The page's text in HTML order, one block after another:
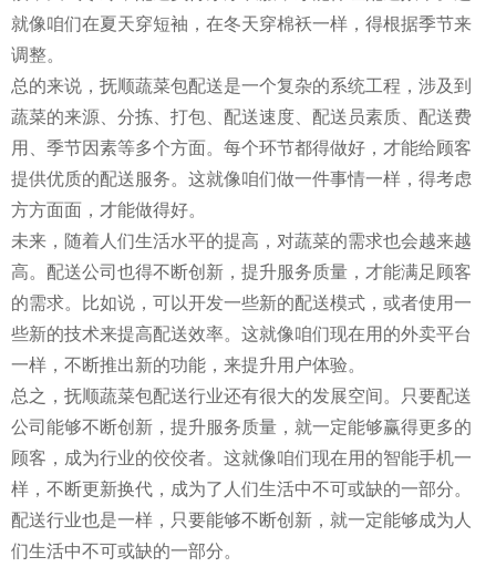
就像咱们在夏天穿短袖，在冬天穿棉袄一样，得根据季节来
调整。
总的来说，抚顺蔬菜包配送是一个复杂的系统工程，涉及到
蔬菜的来源、分拣、打包、配送速度、配送员素质、配送费
用、季节因素等多个方面。每个环节都得做好，才能给顾客
提供优质的配送服务。这就像咱们做一件事情一样，得考虑
方方面面，才能做得好。
未来，随着人们生活水平的提高，对蔬菜的需求也会越来越
高。配送公司也得不断创新，提升服务质量，才能满足顾客
的需求。比如说，可以开发一些新的配送模式，或者使用一
些新的技术来提高配送效率。这就像咱们现在用的外卖平台
一样，不断推出新的功能，来提升用户体验。
总之，抚顺蔬菜包配送行业还有很大的发展空间。只要配送
公司能够不断创新，提升服务质量，就一定能够赢得更多的
顾客，成为行业的佼佼者。这就像咱们现在用的智能手机一
样，不断更新换代，成为了人们生活中不可或缺的一部分。
配送行业也是一样，只要能够不断创新，就一定能够成为人
们生活中不可或缺的一部分。